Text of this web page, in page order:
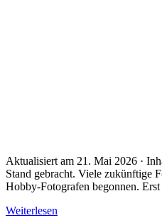
Aktualisiert am 21. Mai 2026 ·
Stand gebracht. Viele zukünftige
Hobby-Fotografen begonnen. Erst
Weiterlesen